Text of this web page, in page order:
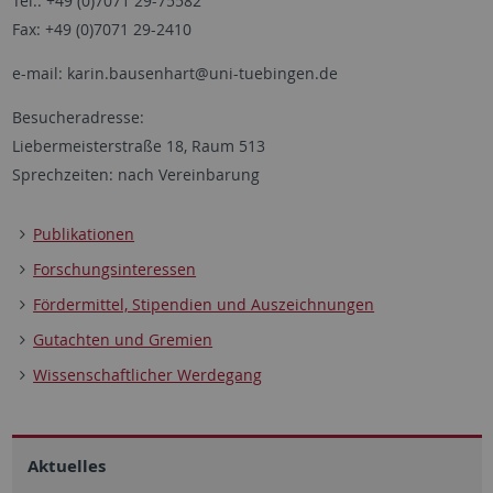
Fax: +49 (0)7071 29-2410
e-mail: karin.bausenhart@uni-tuebingen.de
Besucheradresse:
Liebermeisterstraße 18, Raum 513
Sprechzeiten: nach Vereinbarung
Publikationen
Forschungsinteressen
Fördermittel, Stipendien und Auszeichnungen
Gutachten und Gremien
Wissenschaftlicher Werdegang
Aktuelles